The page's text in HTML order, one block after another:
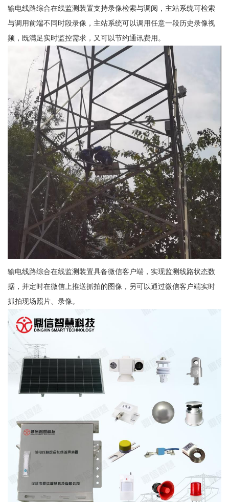
输电线路综合在线监测装置支持录像检索与调阅，主站系统可检索
与调用前端不同时段录像，主站系统可以调用任意一段历史录像视
频，既满足实时监控需求，又可以节约通讯费用。
输电线路综合在线监测装置具备微信客户端，实现监测线路状态数
据，并定时在微信上推送抓拍的图像，另可以通过微信客户端实时
抓拍现场照片、录像。